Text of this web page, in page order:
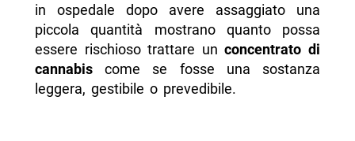
in ospedale dopo avere assaggiato una
piccola quantità mostrano quanto possa
essere rischioso trattare unconcentrato di
cannabiscome se fosse una sostanza
leggera, gestibile o prevedibile.